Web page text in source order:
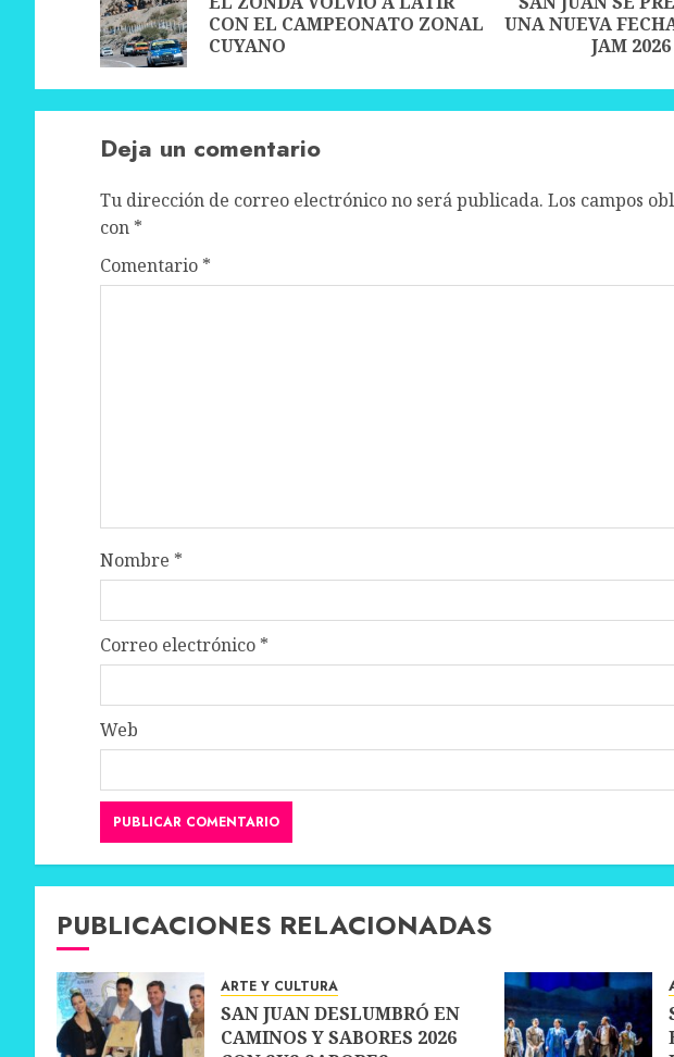
Previous
CON EL CAMPEONATO ZONAL
CUYANO
Next
UNA NUEVA
JAM
Deja un comentario
Tu dirección de correo electrónico no será publicada. Los campos
con *
Comentario *
Nombre *
Correo electrónico *
Web
PUBLICACIONES RELACIONADAS
ARTE Y CULTURA
SAN JUAN DESLUMBRÓ EN
CAMINOS Y SABORES 2026